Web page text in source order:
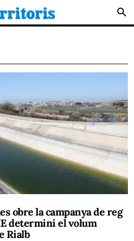
search
obre la campanya de reg
determini el volum
Rialb